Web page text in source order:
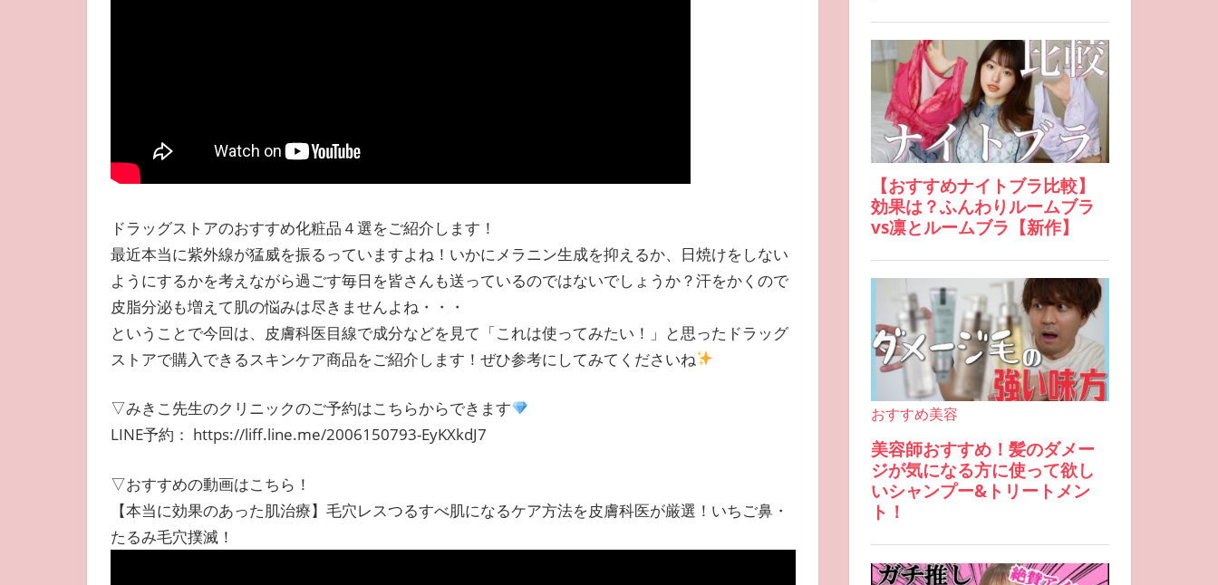
ドラッグストアのおすすめ化粧品４選をご紹介します！
最近本当に紫外線が猛威を振るっていますよね！いかにメラニン生成を抑えるか、日焼けをしない
ようにするかを考えながら過ごす毎日を皆さんも送っているのではないでしょうか？汗をかくので
皮脂分泌も増えて肌の悩みは尽きませんよね・・・
ということで今回は、皮膚科医目線で成分などを見て「これは使ってみたい！」と思ったドラッグ
ストアで購入できるスキンケア商品をご紹介します！ぜひ参考にしてみてくださいね
▽みきこ先生のクリニックのご予約はこちらからできます
LINE予約： https://liff.line.me/2006150793-EyKXkdJ7
▽おすすめの動画はこちら！
【本当に効果のあった肌治療】毛穴レスつるすべ肌になるケア方法を皮膚科医が厳選！いちご鼻・
たるみ毛穴撲滅！